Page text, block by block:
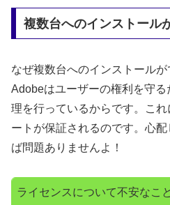
複数台へのインストール
なぜ複数台へのインストールが
Adobeはユーザーの権利を守
理を行っているからです。こ
ートが保証されるのです。心
ば問題ありませんよ！
ライセンスについて不安なこ